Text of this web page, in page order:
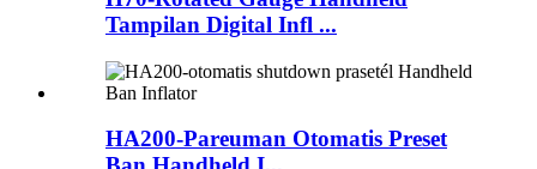
Tampilan Digital Infl ...
HA200-Pareuman Otomatis Preset